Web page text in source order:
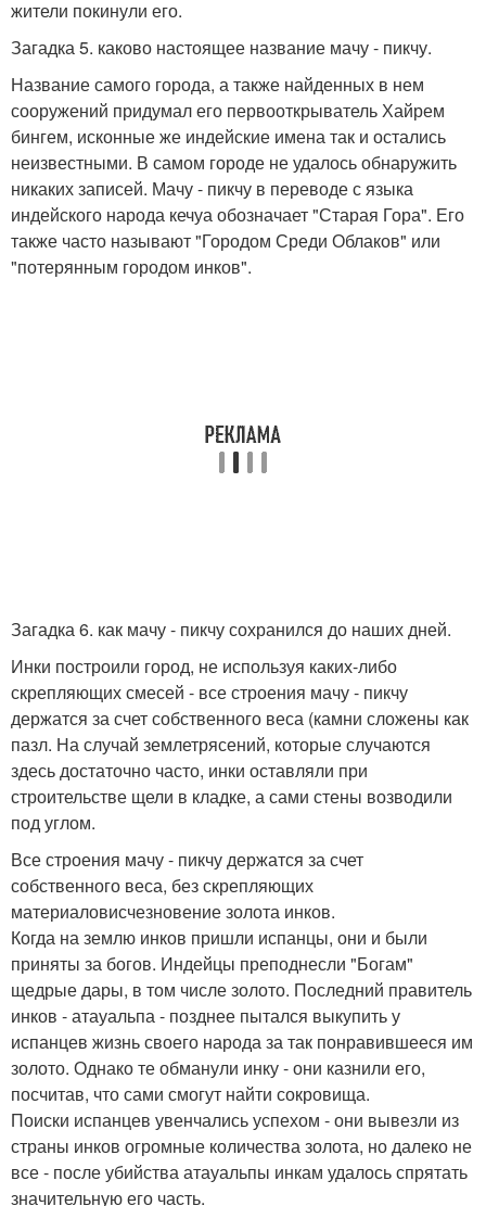
жители покинули его.
Загадка 5. каково настоящее название мачу - пикчу.
Название самого города, а также найденных в нем
сооружений придумал его первооткрыватель Хайрем
бингем, исконные же индейские имена так и остались
неизвестными. В самом городе не удалось обнаружить
никаких записей. Мачу - пикчу в переводе с языка
индейского народа кечуа обозначает "Старая Гора". Его
также часто называют "Городом Среди Облаков" или
"потерянным городом инков".
Загадка 6. как мачу - пикчу сохранился до наших дней.
Инки построили город, не используя каких-либо
скрепляющих смесей - все строения мачу - пикчу
держатся за счет собственного веса (камни сложены как
пазл. На случай землетрясений, которые случаются
здесь достаточно часто, инки оставляли при
строительстве щели в кладке, а сами стены возводили
под углом.
Все строения мачу - пикчу держатся за счет
собственного веса, без скрепляющих
материаловисчезновение золота инков.
Когда на землю инков пришли испанцы, они и были
приняты за богов. Индейцы преподнесли "Богам"
щедрые дары, в том числе золото. Последний правитель
инков - атауальпа - позднее пытался выкупить у
испанцев жизнь своего народа за так понравившееся им
золото. Однако те обманули инку - они казнили его,
посчитав, что сами смогут найти сокровища.
Поиски испанцев увенчались успехом - они вывезли из
страны инков огромные количества золота, но далеко не
все - после убийства атауальпы инкам удалось спрятать
значительную его часть.